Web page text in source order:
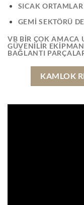
SICAK
GEMİ SEKTÖRÜ
VB BİR ÇOK AMACA
GÜVENİLİR
BAĞLANTI
KAMLOK